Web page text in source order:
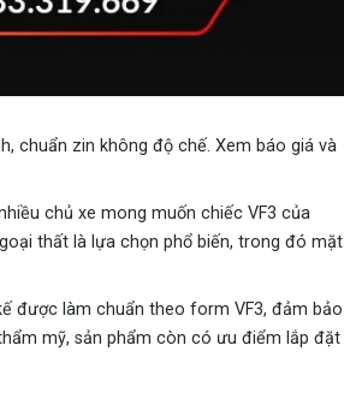
chuẩn zin không độ chế. Xem báo giá và
chủ xe mong muốn chiếc VF3 của
thất là lựa chọn phổ biến, trong đó mặt
được làm chuẩn theo form VF3, đảm bảo
mỹ, sản phẩm còn có ưu điểm lắp đặt